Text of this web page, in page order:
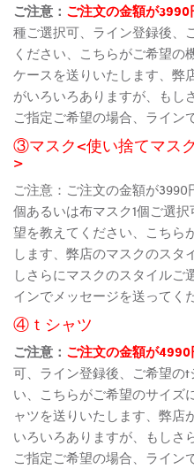
ご注意： ご注文の金額が3990
種ご選択可、ライン登録後、
ください、こちらがご希望の
ケースを送りいたします、弊
がいろいろありますが、もし
ご指定ご希望の場合、ライン
③マスク<使い捨てマス
>
ご注意：ご注文の金額が
個あるいは布マスク1個ご選
望を教えてください、こちら
します、弊店のマスクのスタ
しさらにマスクのスタイルご
インでメッセージを送ってく
④ｔシャツ
ご注意： ご注文の金額が
可、ライン登録後、ご希望の
い、こちらがご希望のサイズ
ャツを送りいたします、弊店
いろいろありますが、もしさ
ご指定ご希望の場合、ライン